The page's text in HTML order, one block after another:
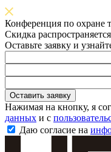
Конференция по охране
Скидка
Оставьте заявку и
Оставить заявку
Нажимая на кнопку, я
данных и с
Даю согласие на